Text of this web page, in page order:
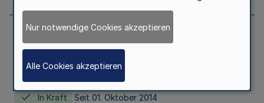
Gesetz über die Hochschulen des Landes
Nordrhein-Westfalen (Hochschulgesetz -
HG)
In Kraft Seit 01. Oktober 2014
Nur notwendige Cookies akzeptieren
Alle Cookies akzeptieren